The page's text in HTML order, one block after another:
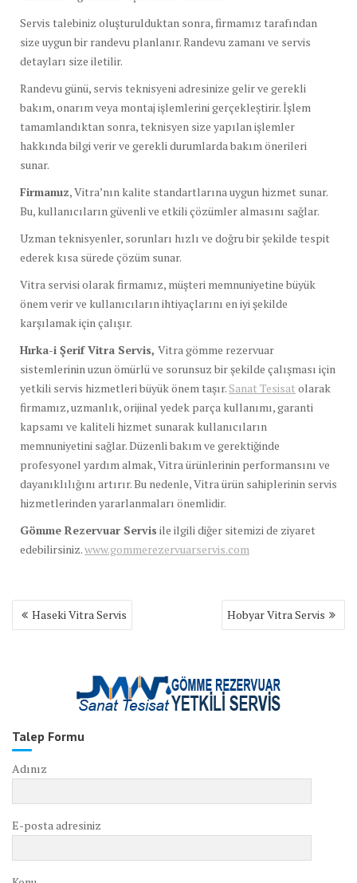
Servis talebiniz oluşturulduktan sonra, firmamız tarafından
size uygun bir randevu planlanır. Randevu zamanı ve servis
detayları size iletilir.
Randevu günü, servis teknisyeni adresinize gelir ve gerekli
bakım, onarım veya montaj işlemlerini gerçekleştirir. İşlem
tamamlandıktan sonra, teknisyen size yapılan işlemler
hakkında bilgi verir ve gerekli durumlarda bakım önerileri
sunar.
Firmamız, Vitra’nın kalite standartlarına uygun hizmet sunar.
Bu, kullanıcıların güvenli ve etkili çözümler almasını sağlar.
Uzman teknisyenler, sorunları hızlı ve doğru bir şekilde tespit
ederek kısa sürede çözüm sunar.
Vitra servisi olarak firmamız, müşteri memnuniyetine büyük
önem verir ve kullanıcıların ihtiyaçlarını en iyi şekilde
karşılamak için çalışır.
Hırka-i Şerif Vitra Servis, Vitra gömme rezervuar
sistemlerinin uzun ömürlü ve sorunsuz bir şekilde çalışması için
yetkili servis hizmetleri büyük önem taşır. Sanat Tesisat olarak
firmamız, uzmanlık, orijinal yedek parça kullanımı, garanti
kapsamı ve kaliteli hizmet sunarak kullanıcıların
memnuniyetini sağlar. Düzenli bakım ve gerektiğinde
profesyonel yardım almak, Vitra ürünlerinin performansını ve
dayanıklılığını artırır. Bu nedenle, Vitra ürün sahiplerinin servis
hizmetlerinden yararlanmaları önemlidir.
Gömme Rezervuar Servis ile ilgili diğer sitemizi de ziyaret
edebilirsiniz.www.gommerezervuarservis.com
Yazı
gezinmesi
Haseki Vitra Servis Hobyar Vitra Servis
Talep Formu
Adınız
E-posta adresiniz